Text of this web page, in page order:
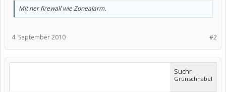
Mit ner firewall wie Zonealarm.
#2
4. September 2010
Suchr
Grünschnabel